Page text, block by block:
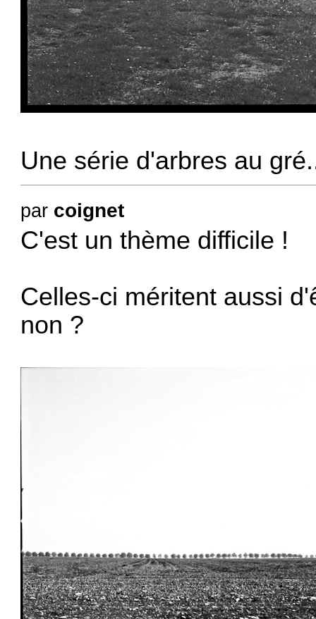
Une série d'arbres au
par coignet
C'est un thème difficile !
Celles-ci méritent aussi
non ?